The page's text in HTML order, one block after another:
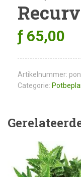
ƒ 65,00
Artikelnummer:
Categorie: